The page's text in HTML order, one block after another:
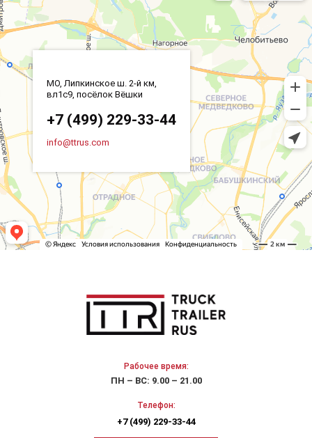
МО, Липкинское ш. 2-й км,
вл1с9, посёлок Вёшки
+7 (499) 229-33-44
info@ttrus.com
Рабочее время:
ПН – ВС: 9.00 – 21.00
Телефон:
+7 (499) 229-33-44